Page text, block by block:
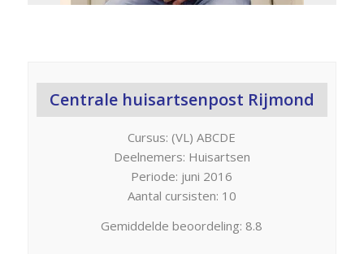
Centrale huisartsenpost Rijmond
Cursus: (VL) ABCDE
Deelnemers: Huisartsen
Periode: juni 2016
Aantal cursisten: 10
Gemiddelde beoordeling: 8.8